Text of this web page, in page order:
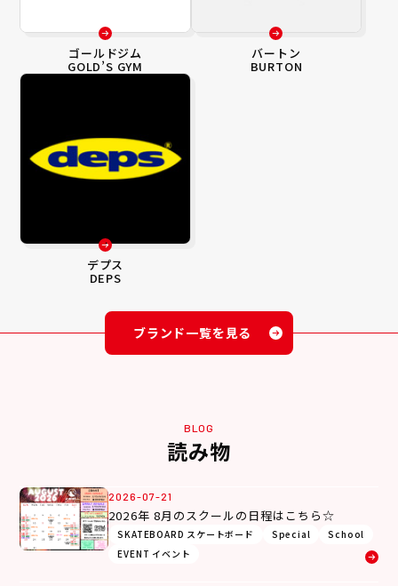
ゴールドジム
GOLD’S GYM
バートン
BURTON
デプス
DEPS
ブランド一覧を見る
BLOG
読み物
2026-07-21
2026年 8月のスクールの日程はこちら☆
SKATEBOARD スケートボード Special
School
EVENT イベント